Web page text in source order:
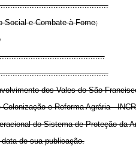
Social e Combate à Fome;
dos Vales do São
e Reforma Agrária -
do Sistema de Proteção da
de sua publicação.